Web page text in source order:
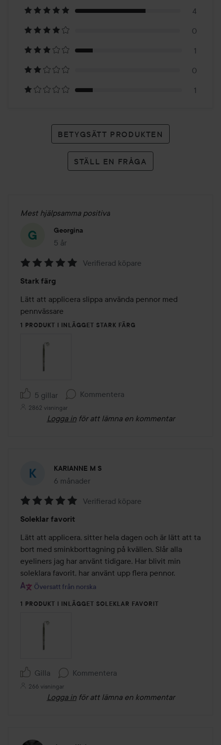
på
6
betyg
4
0
1
0
1
BETYGSÄTT PRODUKTEN
STÄLL EN FRÅGA
Mest hjälpsamma positiva
Georgina
5 år
Inlägget skapades 5 år
5
av
5
Verifierad köpare
Stark färg
Lätt att applicera slippa använda pennor med
pennvässare
1 PRODUKT I INLÄGGET STARK FÄRG
5 gillar Kommentera
2862 visningar
Logga in för att lämna en kommentar
KARIANNE M S
6 månader
Inlägget skapades 6 månader
5
av
5
Verifierad köpare
Soleklar favorit
Lätt att applicera, sitter hela dagen och är lätt att ta
bort med sminkborttagning på kvällen. Slår alla
eyeliners jag har använt tidigare. Har blivit min
soleklara favorit, har använt upp flera pennor.
Översatt från norska
1 PRODUKT I INLÄGGET SOLEKLAR FAVORIT
Gilla Kommentera
266 visningar
Logga in för att lämna en kommentar